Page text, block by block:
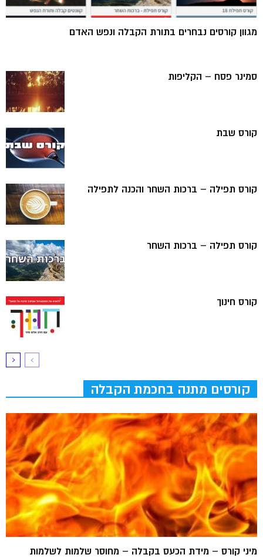
מגוון קורסים נבחרים בתורת הקבלה ונפש האדם
סמינר פסח – הקליפות
קורס שבת
קורס תפילה – ברכות השחר והכנה לתפילה
קורס תפילה – ברכות השחר
קורס חינוך
קורסים מתנה בחכמת הקבלה
מיני קורס – מידת הכעס בקבלה – מחוסר שלמות לשלמות